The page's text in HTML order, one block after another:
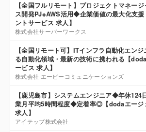
【全国フルリモート】プロジェクトマネー
ス開発PJ※AWS活用◆企業価値の最大化支
ントサービス 求人】
株式会社サーバーワークス
【全国リモート可】ITインフラ自動化エン
る自動化領域・最新の技術に携われる【
ービス 求人】
株式会社 エーピーコミュニケーションズ
【鹿児島市】システムエンジニア◆年休
業月平均5時間程度◆定着率◎【dodaエージ
求人】
アイテップ株式会社